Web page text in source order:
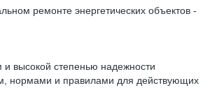
ремонте энергетических объектов -
высокой степенью надежности
нормами и правилами для действующих